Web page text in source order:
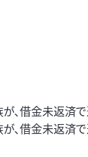
、借金未返済
、借金未返済で